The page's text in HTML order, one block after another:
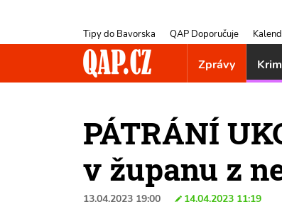
Tipy do Bavorska QAP Doporučuje
Zprávy
PÁTRÁNÍ
v županu z
13.04.2023 19:00 14.04.2023 11:19